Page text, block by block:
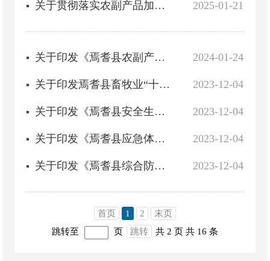
2025-01-21
关于贯彻落实农副产品加工业“十四五”规划的情况汇报
2024-01-24
关于印发《焉耆县农副产品加工业“十四五”发展规划》的通知
2023-12-04
关于印发焉耆县畜牧业“十四五”规划的通知
2023-12-04
关于印发《焉耆县安全生产“十四五”规划》的通知
2023-12-04
关于印发《焉耆县应急体系建设“十四五”规划》的通知
2023-12-04
关于印发《焉耆县综合防灾减灾“十四五”规划》的通知
首页 1 2
末页
跳转至
页 跳转 共 2 页 共 16 条